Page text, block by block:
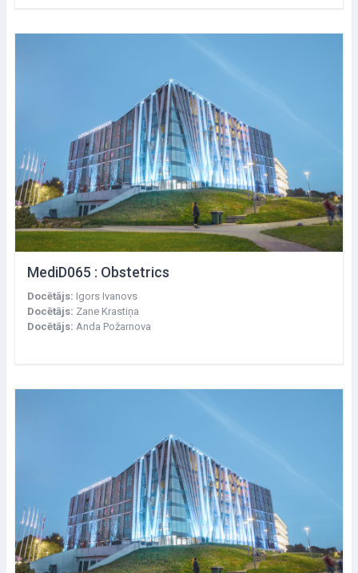
MediD065 : Obstetrics
Docētājs: Igors Ivanovs
Docētājs: Zane Krastiņa
Docētājs: Anda Požarnova